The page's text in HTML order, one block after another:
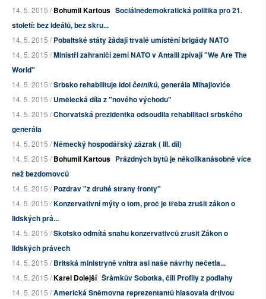
14. 5. 2015 /Bohumil Kartous Sociálnědemokratická politika pro 21.
století: bez ideálů, bez skru...
14. 5. 2015 /Pobaltské státy žádají trvalé umístění brigády NATO
14. 5. 2015 /Ministři zahraničí zemí NATO v Antalii zpívají "We Are The
World"
14. 5. 2015 /Srbsko rehabilituje idolčetniků, generála Mihajloviće
14. 5. 2015 /Umělecká díla z "nového východu"
14. 5. 2015 /Chorvatská prezidentka odsoudila rehabilitaci srbského
generála
14. 5. 2015 /Německý hospodářský zázrak ( III. díl)
14. 5. 2015 /Bohumil Kartous Prázdných bytů je několikanásobně více
než bezdomovců
14. 5. 2015 /Pozdrav "z druhé strany fronty"
14. 5. 2015 /Konzervativní mýty o tom, proč je třeba zrušit zákon o
lidských prá...
14. 5. 2015 /Skotsko odmítá snahu konzervativců zrušit Zákon o
lidských právech
14. 5. 2015 /Britská ministryně vnitra asi naše návrhy nečetla...
14. 5. 2015 /Karel Dolejší Šrámkův Sobotka, čili Profily z podlahy
14. 5. 2015 /Americká Sněmovna reprezentantů hlasovala drtivou